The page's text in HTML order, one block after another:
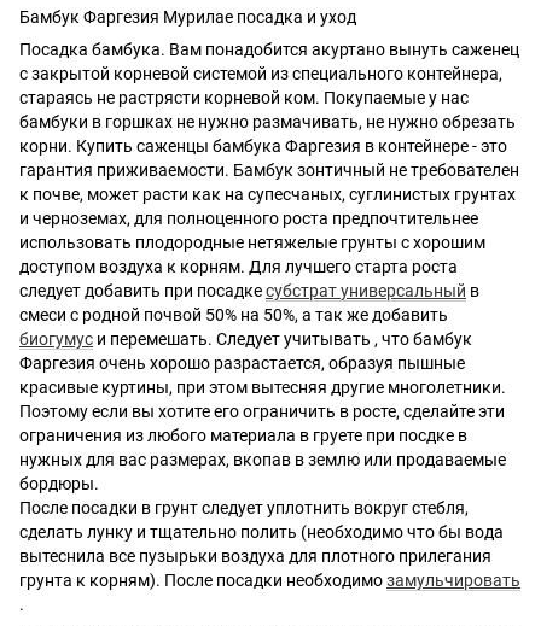
Бамбук Фаргезия Мурилае посадка и уход
Посадка бамбука. Вам понадобится акуртано вынуть саженец
с закрытой корневой системой из специального контейнера,
стараясь не растрясти корневой ком. Покупаемые у нас
бамбуки в горшках не нужно размачивать, не нужно обрезать
корни. Купить саженцы бамбука Фаргезия в контейнере - это
гарантия приживаемости. Бамбук зонтичный не требователен
к почве, может расти как на супесчаных, суглинистых грунтах
и черноземах, для полноценного роста предпочтительнее
использовать плодородные нетяжелые грунты с хорошим
доступом воздуха к корням. Для лучшего старта роста
следует добавить при посадкесубстратуниверсальный в
смеси с родной почвой 50% на 50%, а так же добавить
биогумус и перемешать. Следует учитывать , что бамбук
Фаргезия очень хорошо разрастается, образуя пышные
красивые куртины, при этом вытесняя другие многолетники.
Поэтому если вы хотите его ограничить в росте, сделайте эти
ограничения из любого материала в груете при посдке в
нужных для вас размерах, вкопав в землю или продаваемые
бордюры.
После посадки в грунт следует уплотнить вокруг стебля,
сделать лунку и тщательно полить (необходимо что бы вода
вытеснила все пузырьки воздуха для плотного прилегания
грунта к корням). После посадки необходимозамульчировать
.